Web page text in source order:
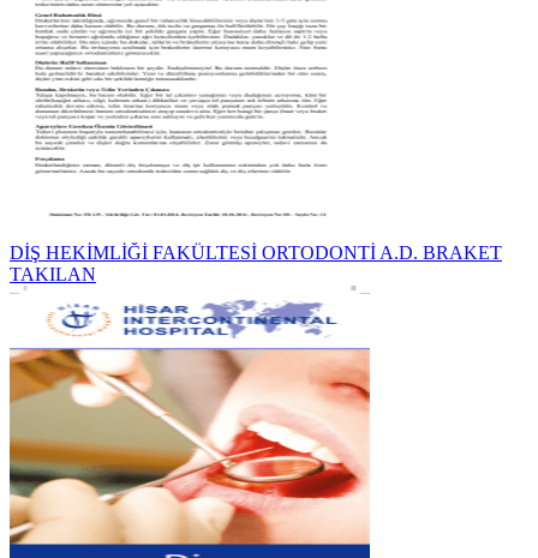
DİŞ HEKİMLİĞİ FAKÜLTESİ ORTODONTİ A.D. BRAKET
TAKILAN